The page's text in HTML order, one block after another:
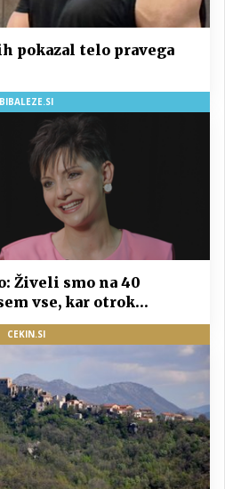
pokazal telo pravega
BIBALEZE.SI
Živeli smo na 40
vse, kar otrok
CEKIN.SI